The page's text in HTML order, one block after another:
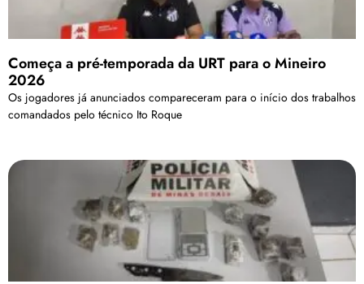
Começa a pré-temporada da URT para o Mineiro
2026
Os jogadores já anunciados compareceram para o início dos trabalhos
comandados pelo técnico Ito Roque